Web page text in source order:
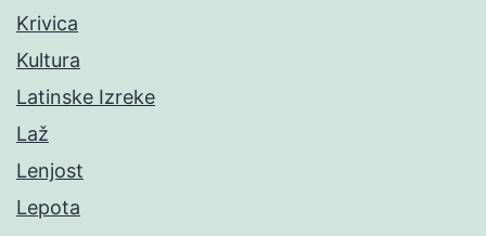
Krivica
Kultura
Latinske Izreke
Laž
Lenjost
Lepota